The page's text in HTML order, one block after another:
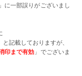
に一部誤りがございまし
記載しておりますが、
印まで有効 」でございま